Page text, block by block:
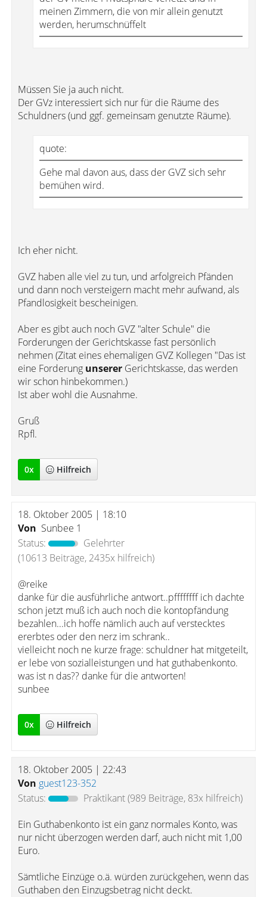
meinen Zimmern, die von mir allein genutzt
werden, herumschnüffelt
Müssen Sie ja auch nicht.
Der GVz interessiert sich nur für die Räume des
Schuldners (und ggf. gemeinsam genutzte Räume).
quote:
Gehe mal davon aus, dass der GVZ sich sehr
bemühen wird.
Ich eher nicht.
GVZ haben alle viel zu tun, und arfolgreich Pfänden
und dann noch versteigern macht mehr aufwand, als
Pfandlosigkeit bescheinigen.
Aber es gibt auch noch GVZ "alter Schule" die
Forderungen der Gerichtskasse fast persönlich
nehmen (Zitat eines ehemaligen GVZ Kollegen "Das ist
eine Forderung unserer Gerichtskasse, das werden
wir schon hinbekommen.)
Ist aber wohl die Ausnahme.
Gruß
Rpfl.
0x Hilfreich
18. Oktober 2005 | 18:10
Von Sunbee 1
Status:
Gelehrter
(10613 Beiträge, 2435x hilfreich)
@reike
danke für die ausführliche antwort..pffffffff ich dachte
schon jetzt muß ich auch noch die kontopfändung
bezahlen...ich hoffe nämlich auch auf verstecktes
ererbtes oder den nerz im schrank..
vielleicht noch ne kurze frage: schuldner hat mitgeteilt,
er lebe von sozialleistungen und hat guthabenkonto.
was ist n das?? danke für die antworten!
sunbee
0x Hilfreich
18. Oktober 2005 | 22:43
Von guest123-352
Status:
Praktikant(989 Beiträge, 83x hilfreich)
Ein Guthabenkonto ist ein ganz normales Konto, was
nur nicht überzogen werden darf, auch nicht mit 1,00
Euro.
Sämtliche Einzüge o.ä. würden zurückgehen, wenn das
Guthaben den Einzugsbetrag nicht deckt.